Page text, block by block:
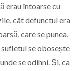
erau întoarse cu
cât defunctul era
care se punea,
se obosește
se odihni. Și, ca